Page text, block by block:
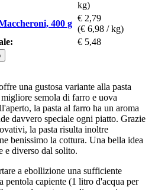
kg)
400 g
€ 2,79
(€ 6,98 / kg)
€ 5,48
una gustosa variante alla pasta
semola di farro e uova
la pasta al farro ha un aroma
davvero speciale ogni piatto. Grazie
la pasta risulta inoltre
benissimo la cottura. Una bella idea
e diverso dal solito.
a ebollizione una sufficiente
pentola capiente (1 litro d'acqua per